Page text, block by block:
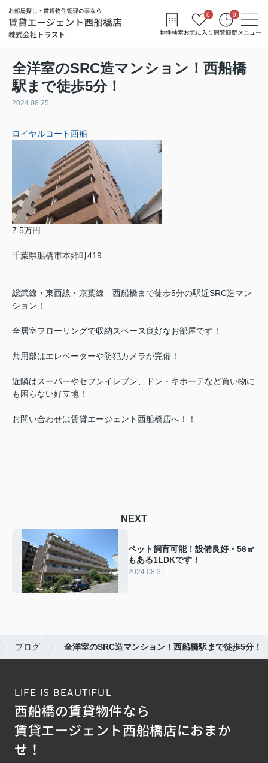
物件検索お気に入り
0
閲覧履歴
0
メニュー
全洋室のSRC造マンション！西船橋
駅まで徒歩5分！
2024.08.25
ロイヤルコート西船
7.5万円
千葉県船橋市本郷町419
総武線・東西線・京葉線 西船橋まで徒歩5分の駅近SRC造マン
ション！
全居室フローリングで収納スペース良好なお部屋です！
共用部はエレベーターや防犯カメラが完備！
近隣はスーパーやセブンイレブン、ドン・キホーテなど買い物に
も困らない好立地！
お問い合わせは賃貸エージェント西船橋店へ！！
NEXT
ペット飼育可能！設備良好・56㎡
もある1LDKです！
2024.08.31
ブログ 全洋室のSRC造マンション！西船橋駅まで徒歩5分！
LIFE IS BEAUTIFUL
西船橋の賃貸物件なら
賃貸エージェント西船橋店におまか
せ！